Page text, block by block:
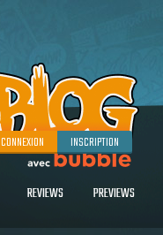
CONNEXION INSCRIPTION
REVIEWS PREVIEWS